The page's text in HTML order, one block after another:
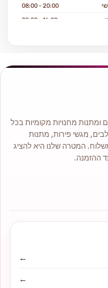
08:00 - 20:00
08:00 - 16:00
ומתנות מחנויות מקומיות בכל
מגשי פירות, מתנות
המטרה שלנו היא להציג
ההזמנה.
←
←